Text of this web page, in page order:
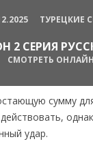
ТУРЕЦКИЕ
2 СЕРИЯ
СМОТРЕТЬ ОНЛАЙН
сумму
удар.